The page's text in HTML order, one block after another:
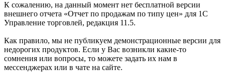
К сожалению, на данный момент нет бесплатной версии
внешнего отчета «Отчет по продажам по типу цен» для 1С
Управление торговлей, редакция 11.5.
Как правило, мы не публикуем демонстрационные версии для
недорогих продуктов. Если у Вас возникли какие-то
сомнения или вопросы, то можете задать их нам в
мессенджерах или в чате на сайте.